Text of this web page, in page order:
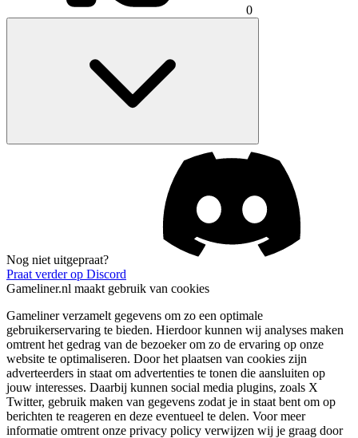
0
Nog niet uitgepraat?
Praat verder op Discord
Gameliner.nl maakt gebruik van cookies
Gameliner verzamelt gegevens om zo een optimale
gebruikerservaring te bieden. Hierdoor kunnen wij analyses maken
omtrent het gedrag van de bezoeker om zo de ervaring op onze
website te optimaliseren. Door het plaatsen van cookies zijn
adverteerders in staat om advertenties te tonen die aansluiten op
jouw interesses. Daarbij kunnen social media plugins, zoals X
Twitter, gebruik maken van gegevens zodat je in staat bent om op
berichten te reageren en deze eventueel te delen. Voor meer
informatie omtrent onze privacy policy verwijzen wij je graag door